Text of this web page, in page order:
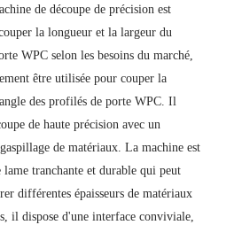
de découpe de précision est
la longueur et la largeur du
WPC selon les besoins du marché,
être utilisée pour couper la
des profilés de porte WPC. Il
de haute précision avec un
de matériaux. La machine est
lame tranchante et durable qui peut
différentes épaisseurs de matériaux
il dispose d'une interface conviviale,